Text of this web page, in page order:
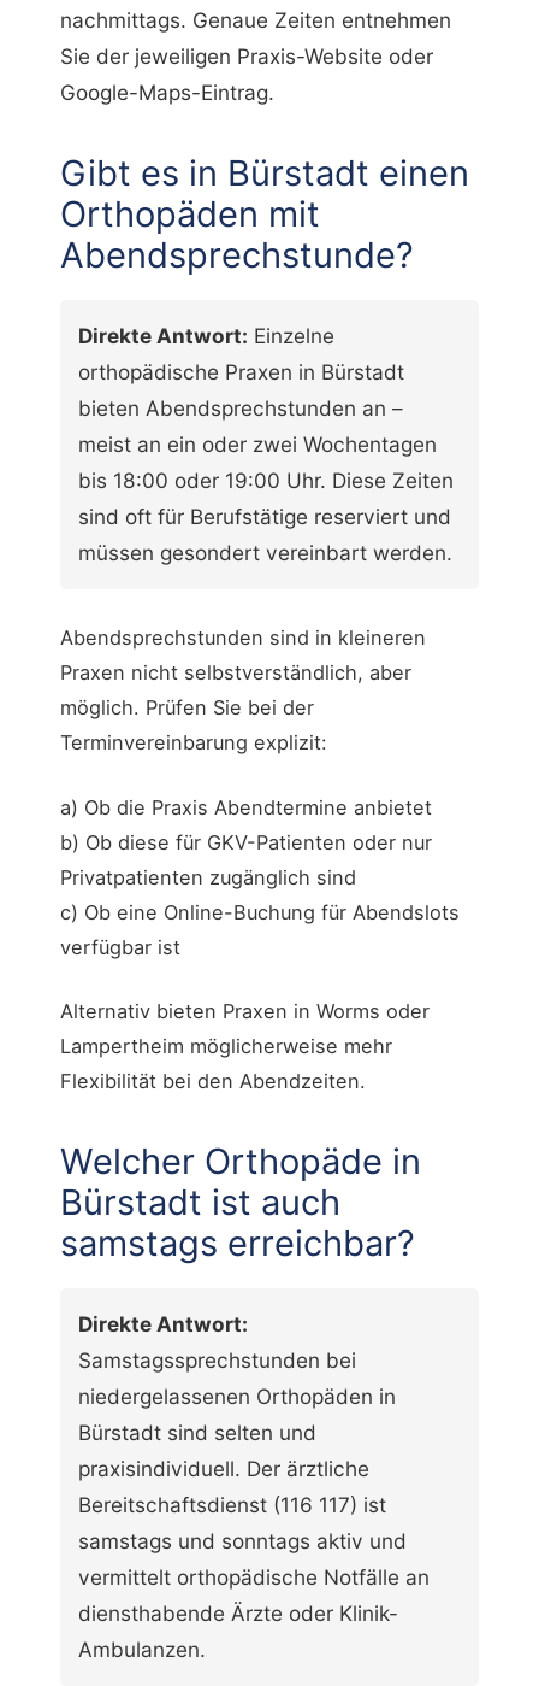
nachmittags. Genaue Zeiten entnehmen
Sie der jeweiligen Praxis-Website oder
Google-Maps-Eintrag.
Gibt es in Bürstadt einen
Orthopäden mit
Abendsprechstunde?
Direkte Antwort: Einzelne
orthopädische Praxen in Bürstadt
bieten Abendsprechstunden an –
meist an ein oder zwei Wochentagen
bis 18:00 oder 19:00 Uhr. Diese Zeiten
sind oft für Berufstätige reserviert und
müssen gesondert vereinbart werden.
Abendsprechstunden sind in kleineren
Praxen nicht selbstverständlich, aber
möglich. Prüfen Sie bei der
Terminvereinbarung explizit:
a) Ob die Praxis Abendtermine anbietet
b) Ob diese für GKV-Patienten oder nur
Privatpatienten zugänglich sind
c) Ob eine Online-Buchung für Abendslots
verfügbar ist
Alternativ bieten Praxen in Worms oder
Lampertheim möglicherweise mehr
Flexibilität bei den Abendzeiten.
Welcher Orthopäde in
Bürstadt ist auch
samstags erreichbar?
Direkte Antwort:
Samstagssprechstunden bei
niedergelassenen Orthopäden in
Bürstadt sind selten und
praxisindividuell. Der ärztliche
Bereitschaftsdienst (116 117) ist
samstags und sonntags aktiv und
vermittelt orthopädische Notfälle an
diensthabende Ärzte oder Klinik-
Ambulanzen.